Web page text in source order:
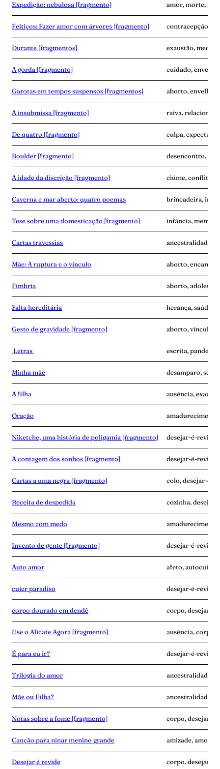
Expedição: nebulosa [fragmento] amor, morte,
Feitiços: Fazer amor com árvores [fragmento] contracepção,
Durante [fragmentos] exaustão, medo,
A gorda [fragmento] cuidado,
Garotas em tempos suspensos [fragmentos] aborto,
A insubmissa [fragmento] raiva,
De quatro [fragmento] culpa,
Boulder [fragmento] desencontro,
A idade da discrição [fragmento] ciúme, conflito,
Caverna e mar aberto: quatro poemas brincadeira,
Tese sobre uma domesticação [fragmento] infância,
Cartas travessias ancestralidade,
Mãe: A ruptura e o vínculo aborto,
Fímbria aborto,
Falta hereditária herança, saúde
Gesto de gravidade [fragmento] aborto, vínculo
Letras escrita, pandemia
Minha mãe desamparo,
A filha ausência,
Oração
Niketche, uma história de poligamia [fragmento] desejar-é-revide,
A contagem dos sonhos [fragmento] desejar-é-
Cartas a uma negra [fragmento] colo, desejar-é-
Receita de despedida cozinha,
Mesmo com medo
Invento de gente [fragmento] desejar-é-
Auto amor afeto,
cuíer paradiso desejar-é-revide,
corpo dourado em dendê corpo, desejar-
Use o Alicate Agora [fragmento] ausência, corpo,
É para eu ir? desejar-é-
Trilogia do amor ancestralidade,
Mãe ou Filha? ancestralidade,
Notas sobre a fome [fragmento] corpo, desejar-é-
Canção para ninar menino grande amizade, amor,
Desejar é revide corpo, desejar-